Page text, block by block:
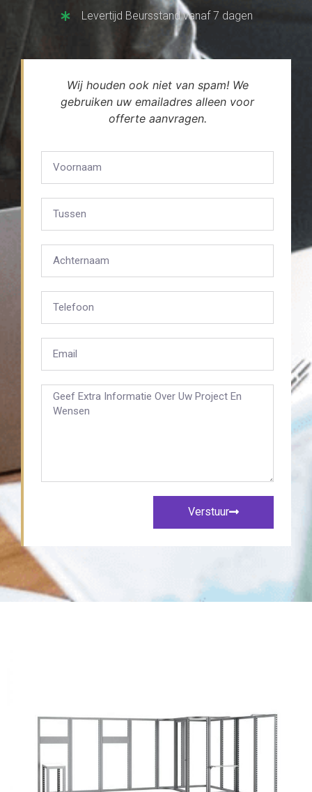
Levertijd Beursstand vanaf 7 dagen
Wij houden ook niet van spam! We
gebruiken uw emailadres alleen voor
offerte aanvragen.
Verstuur